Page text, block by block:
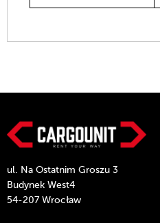
ul. Na Ostatnim Groszu 3
Budynek West4
54-207 Wrocław